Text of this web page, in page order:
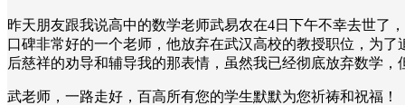
昨天朋友跟我说高中的数学老师武易农在4日下午不幸去世了
口碑非常好的一个老师，他放弃在武汉高校的教授职位，为
后慈祥的劝导和辅导我的那表情，虽然我已经彻底放弃数学
武老师，一路走好，百高所有您的学生默默为您祈祷和祝福！